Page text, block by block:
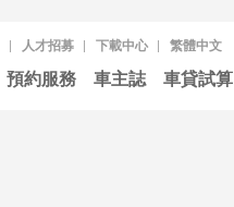
人才招募 下載中心 繁體中文
預約服務 車主誌 車貸試算